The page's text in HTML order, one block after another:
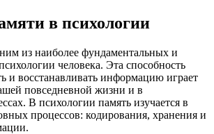
в психологии
из наиболее фундаментальных и
человека. Эта способность
и восстанавливать информацию играет
повседневной жизни и в
В психологии память изучается в
процессов: кодирования, хранения и